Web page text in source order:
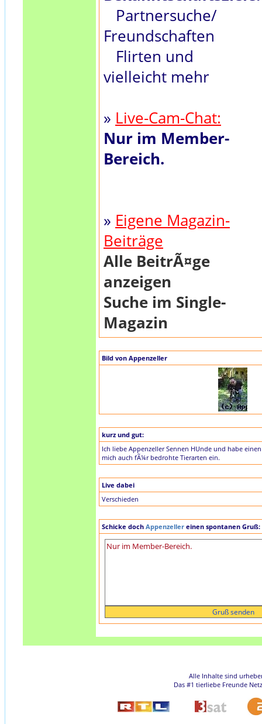
Partnersuche/
Freundschaften
Flirten und
vielleicht mehr
» Live-Cam-Chat:
Nur im Member-
Bereich.
» Eigene Magazin-
Beiträge
Alle BeitrÃ¤ge
anzeigen
Suche im Single-
Magazin
Bild von Appenzeller
kurz und gut:
Ich liebe Appenzeller Sennen HUnde und habe
mich auch fÃ¼r bedrohte Tierarten ein.
Live dabei
Verschieden
Schicke doch Appenzeller einen spontanen Gruß:
Alle Inhalte sind
Das #1 tierliebe Freunde